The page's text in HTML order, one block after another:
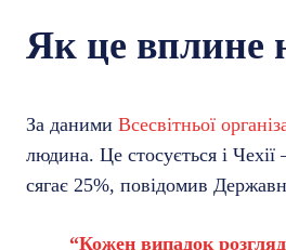
Як це вплине
За даними Всесвітньої
людина. Це стосується і
сягає 25%, повідомив
“Кожен випадок